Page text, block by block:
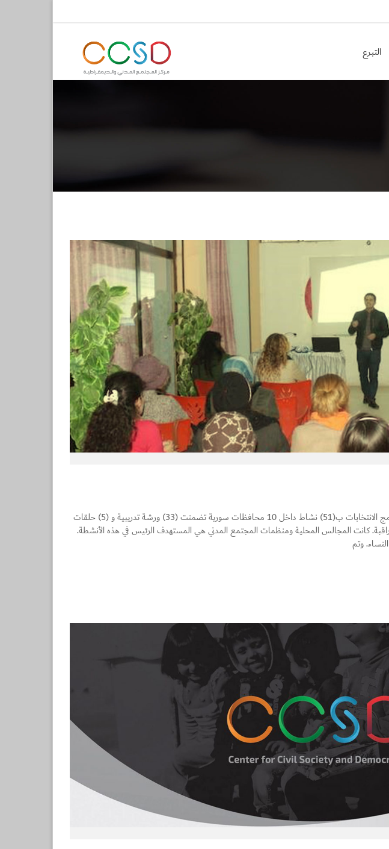
التبرع
قام فريق مركز المجتمع المدني والديمقراطية ضمن برنامج الانتخابات ب(51) نشاط داخل 10 محافظات سورية تضمنت (33) ورشة تدريبية و (5) حلقات
وعمليتا مراقبة. كانت المجالس المحلية ومنظمات المجتمع المدني هي المستهدف الرئيس في هذه الأنشطة.